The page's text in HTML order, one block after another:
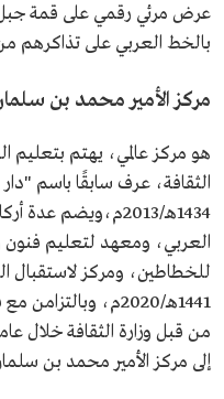
عرض مرئي رقمي على قمة جبل
بالخط العربي على تذاكرهم
مركز الأمير محمد بن
هو مركز عالمي، يهتم بتعليم
الثقافة، عرف سابقًا باسم "دار
1434هـ/2013م،ويضم
العربي، ومعهد لتعليم
للخطاطين، ومركز لاستقبال
1441هـ/2020م،
إلى مركز الأمير محمد بن